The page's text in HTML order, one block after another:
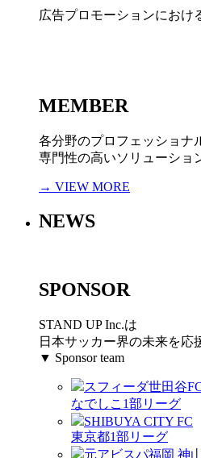
広告プロモーションにおけ
MEMBER
各分野のプロフェッショナ
専門性の高いソリューショ
→ VIEW MORE
NEWS
SPONSOR
STAND UP Inc.は
日本サッカー界の未来を応
▼ Sponsor team
スフィーダ世田谷
なでしこ1部リーグ
SHIBUYA CITY FC
東京都1部リーグ
元アビスパ福岡 神